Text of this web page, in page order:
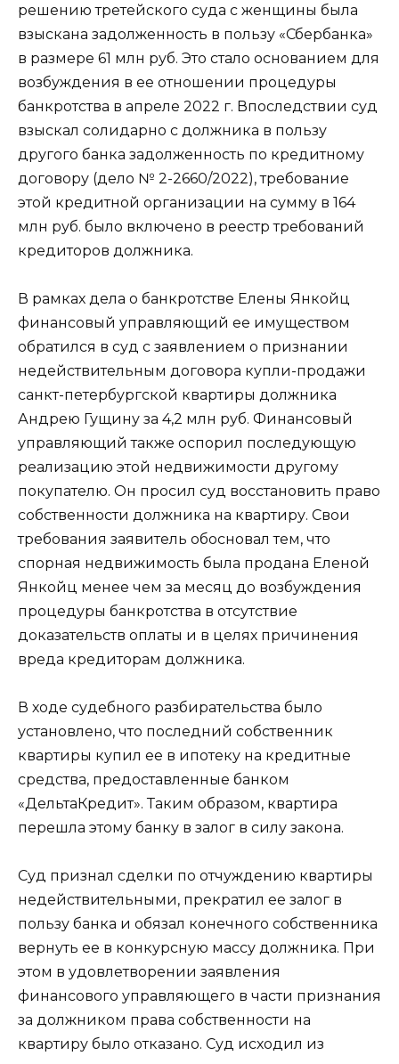
решению третейского суда с женщины была
взыскана задолженность в пользу «Сбербанка»
в размере 61 млн руб. Это стало основанием для
возбуждения в ее отношении процедуры
банкротства в апреле 2022 г. Впоследствии суд
взыскал солидарно с должника в пользу
другого банка задолженность по кредитному
договору (дело № 2-2660/2022), требование
этой кредитной организации на сумму в 164
млн руб. было включено в реестр требований
кредиторов должника.
В рамках дела о банкротстве Елены Янкойц
финансовый управляющий ее имуществом
обратился в суд с заявлением о признании
недействительным договора купли-продажи
санкт-петербургской квартиры должника
Андрею Гущину за 4,2 млн руб. Финансовый
управляющий также оспорил последующую
реализацию этой недвижимости другому
покупателю. Он просил суд восстановить право
собственности должника на квартиру. Свои
требования заявитель обосновал тем, что
спорная недвижимость была продана Еленой
Янкойц менее чем за месяц до возбуждения
процедуры банкротства в отсутствие
доказательств оплаты и в целях причинения
вреда кредиторам должника.
В ходе судебного разбирательства было
установлено, что последний собственник
квартиры купил ее в ипотеку на кредитные
средства, предоставленные банком
«ДельтаКредит». Таким образом, квартира
перешла этому банку в залог в силу закона.
Суд признал сделки по отчуждению квартиры
недействительными, прекратил ее залог в
пользу банка и обязал конечного собственника
вернуть ее в конкурсную массу должника. При
этом в удовлетворении заявления
финансового управляющего в части признания
за должником права собственности на
квартиру было отказано. Суд исходил из